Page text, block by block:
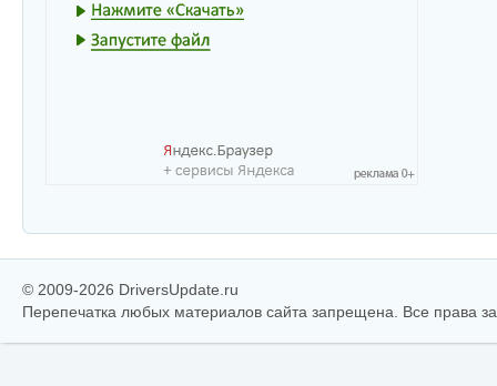
© 2009-2026 DriversUpdate.ru
Перепечатка любых материалов сайта запрещена. Все права